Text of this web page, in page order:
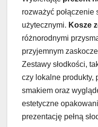
rozważyć połączenie
użytecznymi. Kosze
różnorodnymi
przyjemnym
Zestawy słodkości,
czy lokalne produkty,
smakiem oraz
estetyczne
prezentację pełną